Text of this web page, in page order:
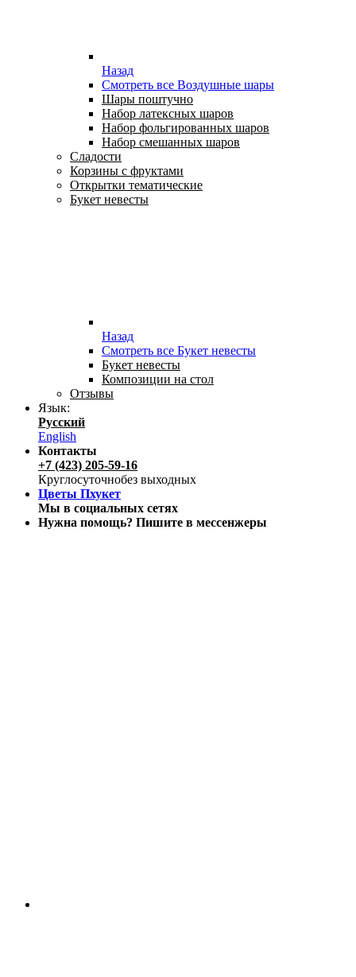
Назад
Смотреть все Воздушные шары
Шары поштучно
Набор латексных шаров
Набор фольгированных шаров
Набор смешанных шаров
Сладости
Корзины с фруктами
Открытки тематические
Букет невесты
Назад
Смотреть все Букет невесты
Букет невесты
Композиции на стол
Отзывы
Язык:
Русский
English
Контакты
+7 (423) 205-59-16
Круглосуточнобез выходных
Цветы Пхукет
Мы в социальных сетях
Нужна помощь? Пишите в мессенжеры